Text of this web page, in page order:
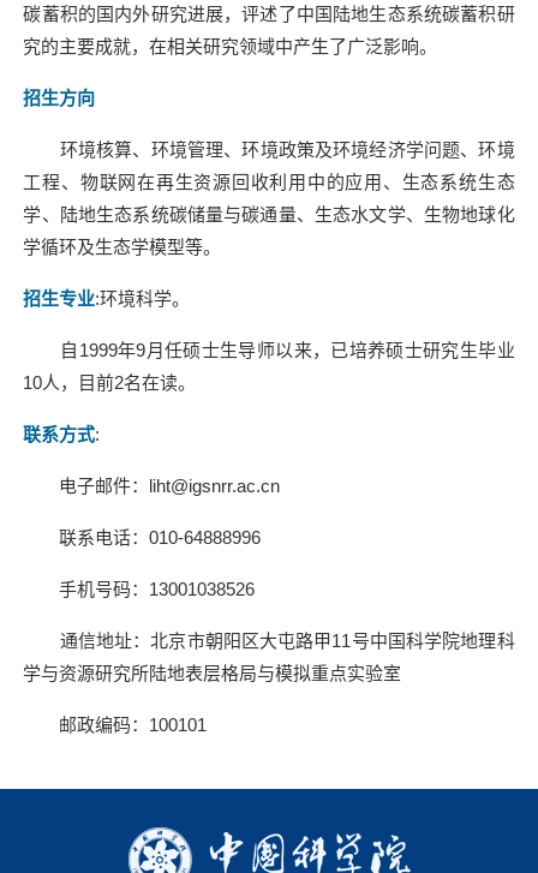
碳蓄积的国内外研究进展，评述了中国陆地生态系统碳蓄积研
究的主要成就，在相关研究领域中产生了广泛影响。
招生方向
环境核算、环境管理、环境政策及环境经济学问题、环境
工程、物联网在再生资源回收利用中的应用、生态系统生态
学、陆地生态系统碳储量与碳通量、生态水文学、生物地球化
学循环及生态学模型等。
招生专业:环境科学。
自 1999年9月任硕士生导师以来，已培养硕士研究生毕业
10人，目前2名在读。
联系方式:
电子邮件： liht@igsnrr.ac.cn
联系电话：010-64888996
手机号码： 13001038526
通信地址：北京市朝阳区大屯路甲11号中国科学院地理科
学与资源研究所陆地表层格局与模拟重点实验室
邮政编码： 100101